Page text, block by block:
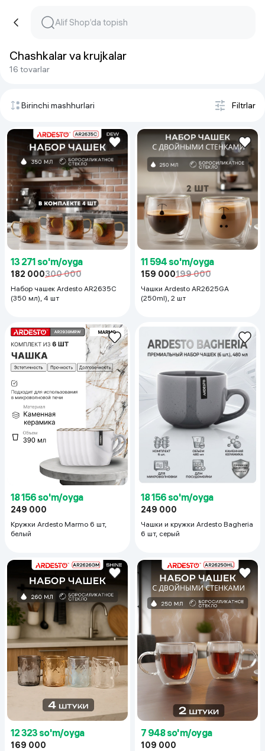
Chashkalar va krujkalar
16 tovarlar
Birinchi mashhurlari Filtrlar
13 271 so'm/oyga
182 000300 000
Набор чашек Ardesto AR2635C
(350 мл), 4 шт
11 594 so'm/oyga
159 000199 000
Чашки Ardesto AR2625GA
(250ml), 2 шт
18 156 so'm/oyga
249 000
Кружки Ardesto Marmo 6 шт,
белый
18 156 so'm/oyga
249 000
Чашки и кружки Ardesto Bagheria
6 шт, серый
12 323 so'm/oyga
169 000
7 948 so'm/oyga
109 000